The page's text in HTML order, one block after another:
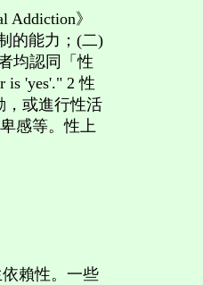
》
的能力；(二)
均認同「性
is 'yes'." 2 性
，或進行性活
感等。性上
賴性。一些